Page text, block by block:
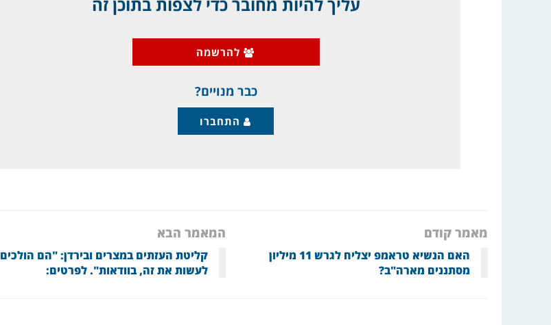
להרשמה
כבר מנויים?
התחברו
מאמר קודם
האם הנשיא טראמפ יצליח לגרש 11 מיליון
מסתננים מארה"ב?
המאמר הבא
קליטת העזתים במצרים ובירדן: "הם הולכים
לעשות את זה, בוודאות". לפרטים: